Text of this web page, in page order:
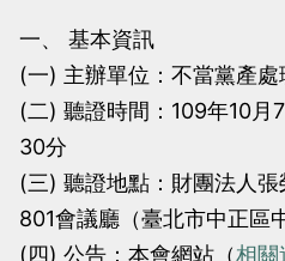
一、 基本資訊
(一) 主辦單位：不當黨產處
(二) 聽證時間：109年10月
30分
(三) 聽證地點：財團法人
801會議廳（臺北市中正區
(四) 公告：本會網站（相關